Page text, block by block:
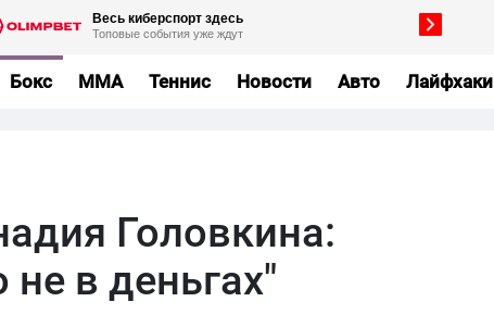
Бокс MMA Теннис Новости Авто Лайфхаки
Головкина:
в деньгах"